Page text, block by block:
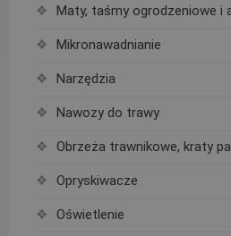
Maty, taśmy ogrodzeniowe i
Mikronawadnianie
Narzędzia
Nawozy do trawy
Obrzeża trawnikowe, kraty
Opryskiwacze
Oświetlenie